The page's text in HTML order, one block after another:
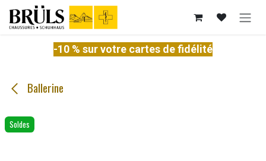
Se rendre au contenu
-10 % sur votre cartes de fidélité
Ballerine
Soldes